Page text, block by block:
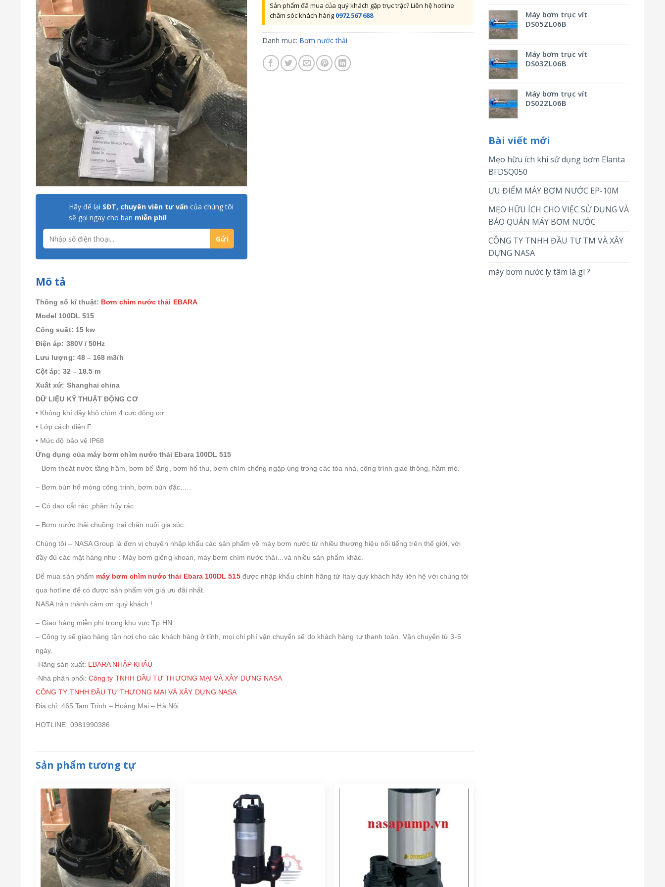
Máy bơm trục vít
DS05ZL06B
Máy bơm trục vít
DS03ZL06B
Máy bơm trục vít
DS02ZL06B
Bài viết mới
Mẹo hữu ích khi sử dụng bơm Elanta
BFDSQ050
ƯU ĐIỂM MÁY BƠM NƯỚC EP-10M
MẸO HỮU ÍCH CHO VIỆC SỬ DỤNG VÀ
BẢO QUẢN MÁY BƠM NƯỚC
CÔNG TY TNHH ĐẦU TƯ TM VÀ XÂY
DỰNG NASA
máy bơm nước ly tâm là gì ?
Hãy để lại SĐT, chuyên viên tư vấn của chúng tôi
sẽ gọi ngay cho bạn miễn phí!
Sản phẩm đã mua của quý khách gặp trục trặc? Liên hệ hotline
chăm sóc khách hàng 0972 567 688
Danh mục: Bơm nước thải
Mô tả
Thông số kĩ thuật: Bơm chìm nước thải EBARA
Model 100DL 515
Công suất: 15 kw
Điện áp: 380V / 50Hz
Lưu lượng: 48 – 168 m3/h
Cột áp: 32 – 18.5 m
Xuất xứ: Shanghai china
DỮ LIỆU KỸ THUẬT ĐỘNG CƠ
• Không khí đầy khô chìm 4 cực động cơ
• Lớp cách điện F
• Mức độ bảo vệ IP68
Ứng dụng của máy bơm chìm nước thải Ebara 100DL 515
– Bơm thoát nước tầng hầm, bơm bể lắng, bơm hố thu, bơm chìm chống ngập úng trong các tòa nhà, công trình giao thông, hầm mỏ.
– Bơm bùn hố móng công trinh, bơm bùn đặc,….
– Có dao cắt rác ,phân hủy rác.
– Bơm nước thải chuồng trại chăn nuôi gia súc.
Chúng tôi – NASA Group là đơn vị chuyên nhập khẩu các sản phẩm về máy bơm nước từ nhiều thương hiệu nổi tiếng trên thế giới, với
đầy đủ các mặt hàng như : Máy bơm giếng khoan, máy bơm chìm nước thải…và nhiều sản phẩm khác.
Để mua sản phẩm máy bơm chìm nước thải Ebara 100DL 515được nhập khẩu chính hãng từ Italy quý khách hãy liên hệ với chúng tôi
qua hotline để có được sản phẩm với giá ưu đãi nhất.
NASA trân thành cảm ơn quý khách !
– Giao hàng miễn phí trong khu vực Tp.HN
– Công ty sẽ giao hàng tận nơi cho các khách hàng ở tỉnh, mọi chi phí vận chuyển sẽ do khách hàng tự thanh toán. Vận chuyển từ 3-5
ngày.
-Hãng sản xuất: EBARA NHẬP KHẨU
-Nhà phân phối:Công ty TNHH ĐẦU TƯ THƯƠNG MẠI VÀ XÂY DỰNG NASA
CÔNG TY TNHH ĐẦU TƯ THƯƠNG MẠI VÀ XÂY DỰNG NASA
Địa chỉ: 465 Tam Trinh – Hoàng Mai – Hà Nội
HOTLINE: 0981990386
Sản phẩm tương tự